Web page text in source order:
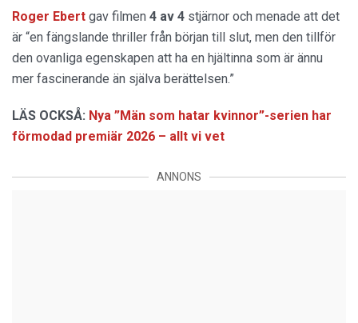
Roger Ebert gav filmen 4 av 4 stjärnor och menade att det
är “en fängslande thriller från början till slut, men den tillför
den ovanliga egenskapen att ha en hjältinna som är ännu
mer fascinerande än själva berättelsen.”
LÄS OCKSÅ: Nya ”Män som hatar kvinnor”-serien har
förmodad premiär 2026 – allt vi vet
ANNONS